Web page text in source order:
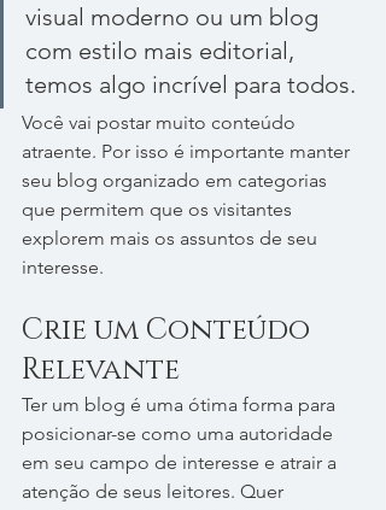
visual moderno ou um blog
com estilo mais editorial,
temos algo incrível para todos.
Você vai postar muito conteúdo
atraente. Por isso é importante manter
seu blog organizado em categorias
que permitem que os visitantes
explorem mais os assuntos de seu
interesse.
Crie um Conteúdo
Relevante
Ter um blog é uma ótima forma para
posicionar-se como uma autoridade
em seu campo de interesse e atrair a
atenção de seus leitores. Quer